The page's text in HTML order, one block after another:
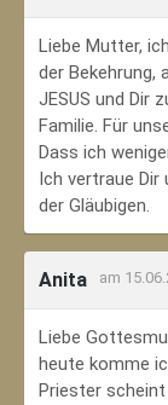
Liebe Mutter,
der Bekehrung,
JESUS und Dir
Familie. Für
Dass ich
Ich vertraue Dir
der Gläubigen.
Anita am
Liebe
heute komme
Priester